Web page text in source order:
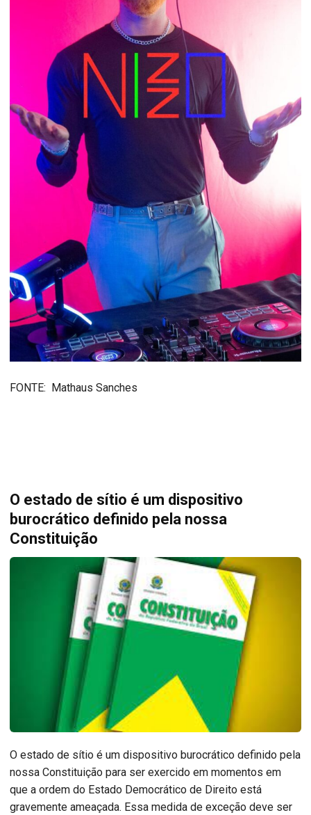
FONTE: Mathaus Sanches
O estado de sítio é um dispositivo
burocrático definido pela nossa
Constituição
O estado de sítio é um dispositivo burocrático definido pela
nossa Constituição para ser exercido em momentos em
que a ordem do Estado Democrático de Direito está
gravemente ameaçada. Essa medida de exceção deve ser